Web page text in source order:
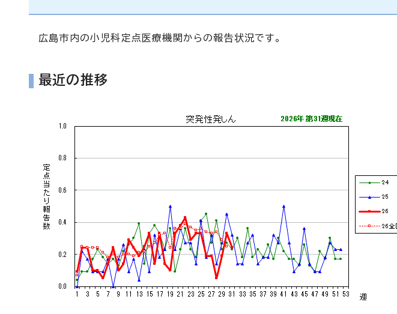
広島市内の小児科定点医療機関からの報告状況です。
最近の推移